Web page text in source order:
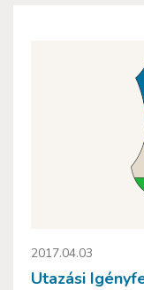
2017.04.03
Utazási